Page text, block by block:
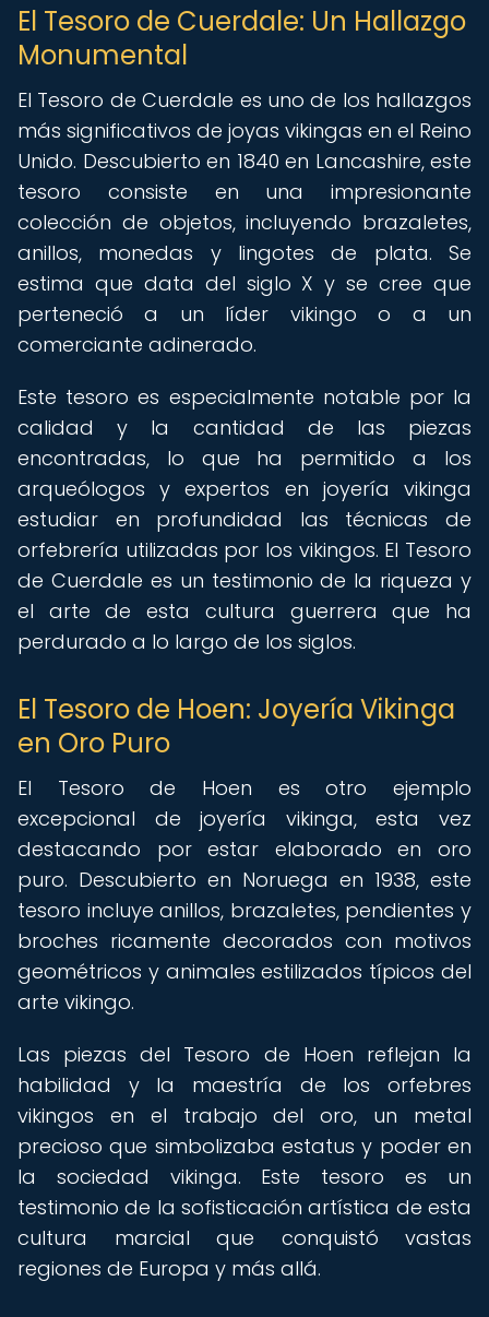
El Tesoro de Cuerdale: Un Hallazgo
Monumental
El Tesoro de Cuerdale es uno de los hallazgos
más significativos de joyas vikingas en el Reino
Unido. Descubierto en 1840 en Lancashire, este
tesoro consiste en una impresionante
colección de objetos, incluyendo brazaletes,
anillos, monedas y lingotes de plata. Se
estima que data del siglo X y se cree que
perteneció a un líder vikingo o a un
comerciante adinerado.
Este tesoro es especialmente notable por la
calidad y la cantidad de las piezas
encontradas, lo que ha permitido a los
arqueólogos y expertos en joyería vikinga
estudiar en profundidad las técnicas de
orfebrería utilizadas por los vikingos. El Tesoro
de Cuerdale es un testimonio de la riqueza y
el arte de esta cultura guerrera que ha
perdurado a lo largo de los siglos.
El Tesoro de Hoen: Joyería Vikinga
en Oro Puro
El Tesoro de Hoen es otro ejemplo
excepcional de joyería vikinga, esta vez
destacando por estar elaborado en oro
puro. Descubierto en Noruega en 1938, este
tesoro incluye anillos, brazaletes, pendientes y
broches ricamente decorados con motivos
geométricos y animales estilizados típicos del
arte vikingo.
Las piezas del Tesoro de Hoen reflejan la
habilidad y la maestría de los orfebres
vikingos en el trabajo del oro, un metal
precioso que simbolizaba estatus y poder en
la sociedad vikinga. Este tesoro es un
testimonio de la sofisticación artística de esta
cultura marcial que conquistó vastas
regiones de Europa y más allá.